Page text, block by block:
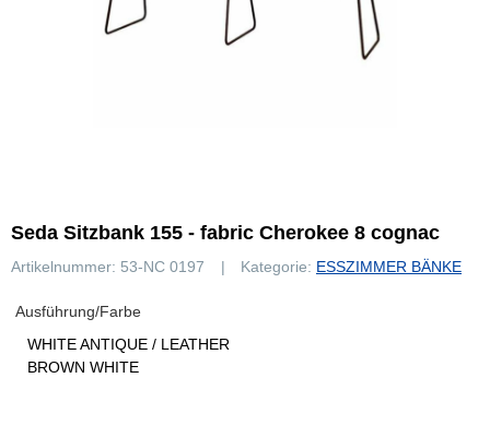
Seda Sitzbank 155 - fabric Cherokee 8 cognac
Artikelnummer: 53-NC 0197 Kategorie: ESSZIMMER BÄNKE
Ausführung/Farbe
WHITE ANTIQUE / LEATHER
BROWN WHITE